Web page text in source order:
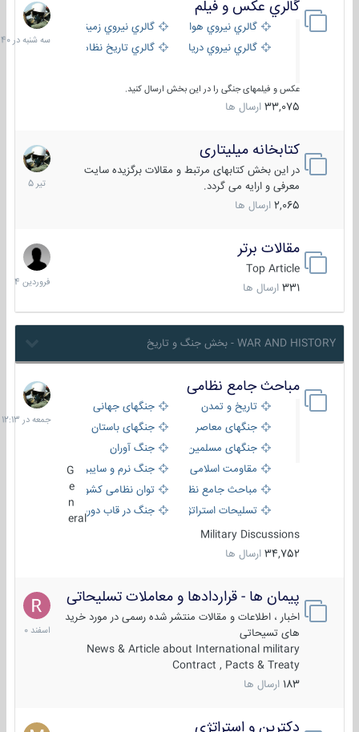
گالري عكس و فيلم
گالري نيروي هوايي
گالري نيروي زميني
گالري نيروي دريايي
گالري تاریخ نظامی
عکس و فیلمهای جنگی را در این بخش ارسال کنید.
33,075 ارسال ها
سه
شنبه
در
کتابخانه میلیتاری
در این بخش کتابهای مرتبط و مقالات برگزیده سایت
معرفی و ارایه می گردد.
2,065 ارسال ها
16
تیر
1405
مقالات برتر
Top Article
331 ارسال ها
29
فروردین
1404
WAR AND HISTORY - بخش جنگ و تاریخ
مباحث جامع نظامی
تاریخ و تمدن
جنگهای جهانی
جنگهای معاصر
جنگهای باستان
جنگهای مسلمین
جنگ آوران
مقاومت اسلامی
جنگ نرم و سایبری
مباحث جامع نظامی
توان نظامی کشورها
تسلیحات استراتژیک
جنگ در قاب دوربین
eral
Military Discussions
34,752 ارسال ها
جمعه
در
12:13
پیمان ها - قراردادها و معاملات تسلیحاتی
اخبار ، اطلاعات و مقالات منتشر شده رسمی در مورد خرید
های تسیحاتی
News & Article about International military
Contract , Pacts & Treaty
183 ارسال ها
7
اسفند
1400